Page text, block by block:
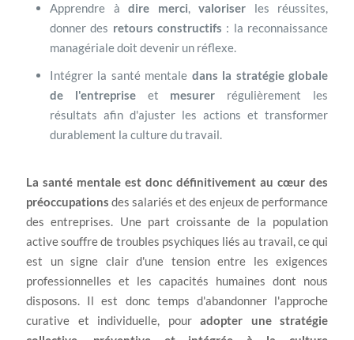
Apprendre à dire merci, valoriser les réussites,
donner des retours constructifs : la reconnaissance
managériale doit devenir un réflexe.
Intégrer la santé mentale dans la stratégie globale
de l'entrepriseet mesurer régulièrement les
résultats afin d'ajuster les actions et transformer
durablement la culture du travail.
La santé mentale est donc définitivement au cœur des
préoccupations des salariés et des enjeux de performance
des entreprises. Une part croissante de la population
active souffre de troubles psychiques liés au travail, ce qui
est un signe clair d'une tension entre les exigences
professionnelles et les capacités humaines dont nous
disposons. Il est donc temps d'abandonner l'approche
curative et individuelle, pour adopter une stratégie